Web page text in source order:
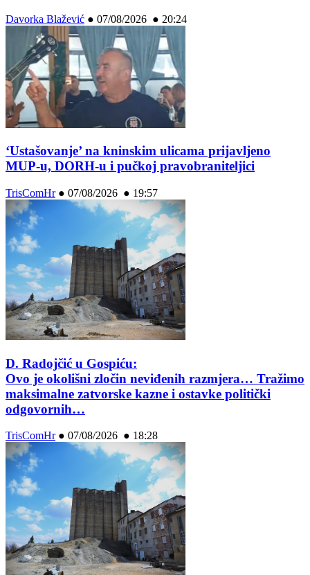
Davorka Blažević ● 07/08/2026 ● 20:24
‘Ustašovanje’ na kninskim ulicama prijavljeno
MUP-u, DORH-u i pučkoj pravobraniteljici
TrisComHr● 07/08/2026 ● 19:57
D. Radojčić u Gospiću:
Ovo je okolišni zločin neviđenih razmjera… Tražimo
maksimalne zatvorske kazne i ostavke politički
odgovornih…
TrisComHr● 07/08/2026 ● 18:28